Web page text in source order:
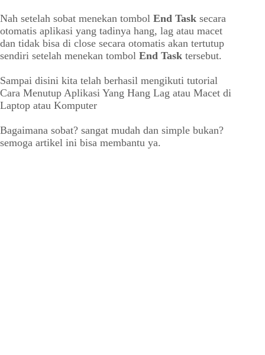
Nah setelah sobat menekan tombol End Task secara
otomatis aplikasi yang tadinya hang, lag atau macet
dan tidak bisa di close secara otomatis akan tertutup
sendiri setelah menekan tombol End Task tersebut.
Sampai disini kita telah berhasil mengikuti tutorial
Cara Menutup Aplikasi Yang Hang Lag atau Macet di
Laptop atau Komputer
Bagaimana sobat? sangat mudah dan simple bukan?
semoga artikel ini bisa membantu ya.